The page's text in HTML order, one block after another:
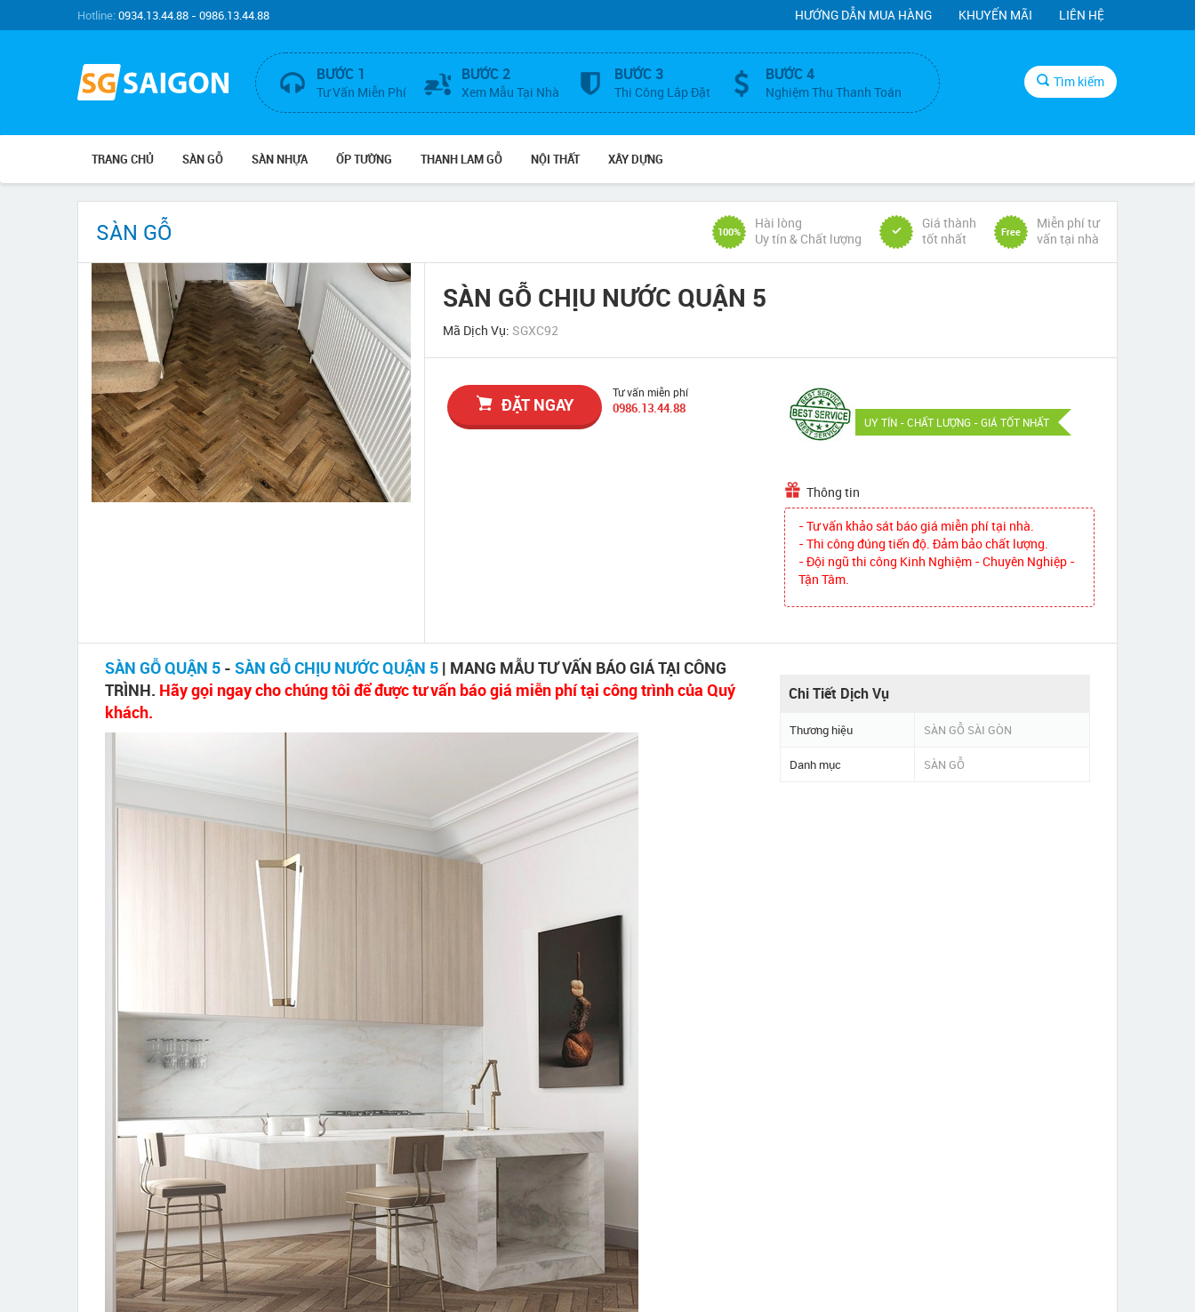
Hotline:0934.13.44.88 - 0986.13.44.88 HƯỚNG DẪN MUA HÀNG KHUYẾN MÃI LIÊN HỆ
BƯỚC 1
Tư Vấn Miễn Phí
BƯỚC 2
Xem Mẫu Tại Nhà
BƯỚC 3
Thi Công Lắp Đặt
BƯỚC 4
Nghiệm Thu Thanh Toán
Tìm kiếm
TRANG CHỦ SÀN GỖ SÀN NHỰA ỐP TƯỜNG THANH LAM GỖ NỘI THẤT XÂY DỰNG
SÀN GỖ 100%
Hài lòng
Uy tín & Chất lượng
Giá thành
tốt nhất
Free
Miễn phí tư
vấn tại nhà
SÀN GỖ CHỊU NƯỚC QUẬN 5
Mã Dịch Vụ: SGXC92
ĐẶT NGAY
Tư vấn miễn phí
0986.13.44.88
UY TÍN - CHẤT LƯỢNG - GIÁ TỐT NHẤT
Thông tin
- Tư vấn khảo sát báo giá miễn phí tại nhà.
- Thi công đúng tiến độ. Đảm bảo chất lượng.
- Đội ngũ thi công Kinh Nghiệm - Chuyên Nghiệp -
Tận Tâm.
SÀN GỖ QUẬN 5 - SÀN GỖ CHỊU NƯỚC QUẬN 5 | MANG MẪU TƯ VẤN BÁO GIÁ TẠI CÔNG
TRÌNH. Hãy gọi ngay cho chúng tôi để được tư vấn báo giá miễn phí tại công trình của Quý
khách.
Chi Tiết Dịch Vụ
Thương hiệu SÀN GỖ SÀI GÒN
Danh mục SÀN GỖ